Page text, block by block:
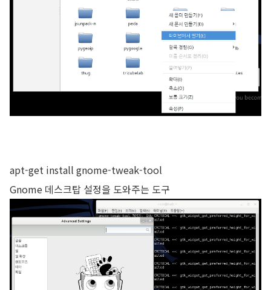
apt-get install gnome-tweak-tool
Gnome 데스크탑 설정을 도와주는 도구